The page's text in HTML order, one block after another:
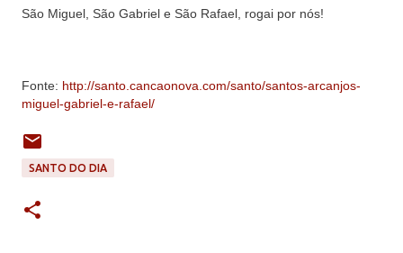
São Miguel, São Gabriel e São Rafael, rogai por nós!
Fonte: http://santo.cancaonova.com/santo/santos-arcanjos-
miguel-gabriel-e-rafael/
SANTO DO DIA